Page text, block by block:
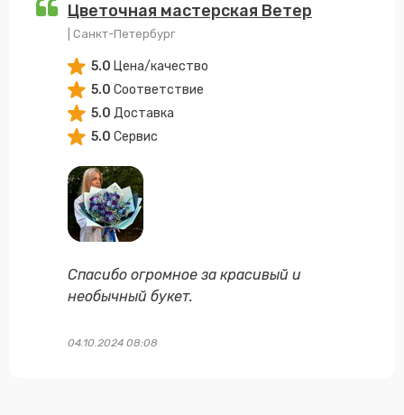
Цветочная мастерская Ветер
| Санкт-Петербург
5.0 Цена/качество
5.0 Соответствие
5.0 Доставка
5.0 Сервис
Спасибо огромное за красивый и
необычный букет.
04.10.2024 08:08